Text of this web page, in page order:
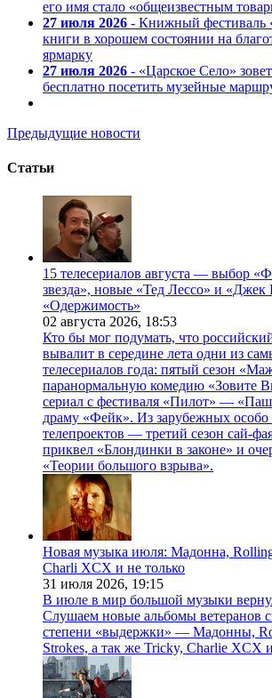
его имя стало «общеизвестным
27 июля 2026 - Книжный фестиваль
книги в хорошем состоянии на
ярмарку
27 июля 2026 - «Царское Село»
бесплатно посетить музейные
Предыдущие новости
Статьи
15 телесериалов августа — выбор
звезда», новые «Тед Лессо» и «Джек
«Одержимость»
02 августа 2026, 18:53
Кто бы мог подумать, что
вывалит в середине лета одни из
телесериалов года: пятый сезон
паранормальную комедию «Зовите
сериал с фестиваля «Пилот» —
драму «Фейк». Из зарубежных
телепроектов — третий сезон сай-
приквел «Блондинки в законе» и
«Теории большого взрыва».
Новая музыка июля: Мадонна,
Charli XCX и не только
31 июля 2026, 19:15
В июле в мир большой музыки
Слушаем новые альбомы ветеранов
степени «выдержки» — Мадонны,
Strokes, а так же Tricky, Charlie XCX